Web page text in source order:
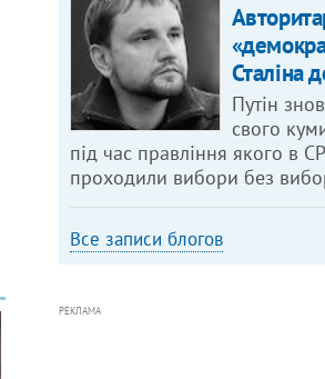
Сталіна
Путін
свого
під час правління якого в
проходили вибори без
Все записи блогов
РЕКЛАМА